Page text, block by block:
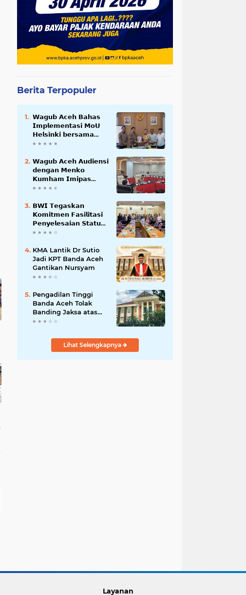
Berita Terpopuler
𝗪𝗮𝗴𝘂𝗯 𝗔𝗰𝗲𝗵 𝗕𝗮𝗵𝗮𝘀
𝗜𝗺𝗽𝗹𝗲𝗺𝗲𝗻𝘁𝗮𝘀𝗶 𝗠𝗼𝗨
𝗛𝗲𝗹𝘀𝗶𝗻𝗸𝗶 𝗯𝗲𝗿𝘀𝗮𝗺𝗮
𝗦𝗲𝗸𝗿𝗲𝘁𝗮𝗿𝗶𝗮𝘁 𝗡𝗲𝗴𝗮𝗿𝗮
𝗪𝗮𝗴𝘂𝗯 𝗔𝗰𝗲𝗵 𝗔𝘂𝗱𝗶𝗲𝗻𝘀𝗶
𝗱𝗲𝗻𝗴𝗮𝗻 𝗠𝗲𝗻𝗸𝗼
𝗞𝘂𝗺𝗵𝗮𝗺 𝗜𝗺𝗶𝗽𝗮𝘀
𝗧𝗲𝗿𝗸𝗮𝗶𝘁 𝗦𝘁𝗮𝘁𝘂𝘀 𝗪𝗮𝗸𝗮𝗳
𝗕𝗪𝗜 𝗧𝗲𝗴𝗮𝘀𝗸𝗮𝗻
𝗞𝗼𝗺𝗶𝘁𝗺𝗲𝗻 𝗙𝗮𝘀𝗶𝗹𝗶𝘁𝗮𝘀𝗶
𝗣𝗲𝗻𝘆𝗲𝗹𝗲𝘀𝗮𝗶𝗮𝗻 𝗦𝘁𝗮𝘁𝘂𝘀
𝗪𝗮𝗸𝗮𝗳 𝗕𝗹𝗮𝗻𝗴 𝗣𝗮𝗱𝗮𝗻𝗴
KMA Lantik Dr Sutio
Jadi KPT Banda Aceh
Gantikan Nursyam
Pengadilan Tinggi
Banda Aceh Tolak
Banding Jaksa atas
Putusan Bebas Kasus
Lihat Selengkapnya
Layanan